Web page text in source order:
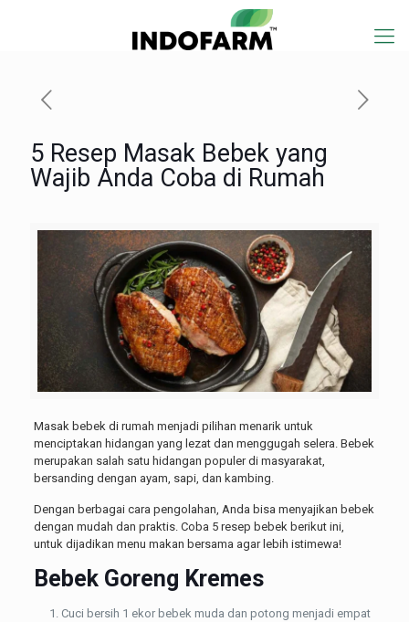
5 Resep Masak Bebek yang
Wajib Anda Coba di Rumah
Masak bebek di rumah menjadi pilihan menarik untuk
menciptakan hidangan yang lezat dan menggugah selera. Bebek
merupakan salah satu hidangan populer di masyarakat,
bersanding dengan ayam, sapi, dan kambing.
Dengan berbagai cara pengolahan, Anda bisa menyajikan bebek
dengan mudah dan praktis. Coba 5 resep bebek berikut ini,
untuk dijadikan menu makan bersama agar lebih istimewa!
Bebek Goreng Kremes
Cuci bersih 1 ekor bebek muda dan potong menjadi empat